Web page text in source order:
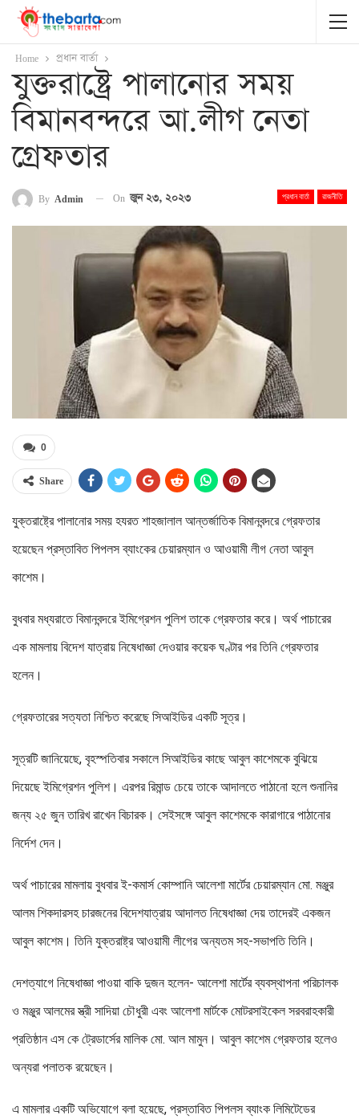
Home প্রধান বার্তা
যুক্তরাষ্ট্রে পালানোর সময়
বিমানবন্দরে আ.লীগ নেতা
গ্রেফতার
প্রধান বার্তা রাজনীতি
By Admin On জুন ২৩, ২০২৩
0
Share
যুক্তরাষ্ট্রে পালানোর সময় হযরত শাহজালাল আন্তর্জাতিক বিমানবন্দরে গ্রেফতার
হয়েছেন প্রস্তাবিত পিপলস ব্যাংকের চেয়ারম্যান ও আওয়ামী লীগ নেতা আবুল
কাশেম।
বুধবার মধ্যরাতে বিমানবন্দরে ইমিগ্রেশন পুলিশ তাকে গ্রেফতার করে। অর্থ পাচারের
এক মামলায় বিদেশ যাত্রায় নিষেধাজ্ঞা দেওয়ার কয়েক ঘণ্টার পর তিনি গ্রেফতার
হলেন।
গ্রেফতারের সত্যতা নিশ্চিত করেছে সিআইডির একটি সূত্র।
সূত্রটি জানিয়েছে, বৃহস্পতিবার সকালে সিআইডির কাছে আবুল কাশেমকে বুঝিয়ে
দিয়েছে ইমিগ্রেশন পুলিশ। এরপর রিমান্ড চেয়ে তাকে আদালতে পাঠানো হলে শুনানির
জন্য ২৫ জুন তারিখ রাখেন বিচারক। সেইসঙ্গে আবুল কাশেমকে কারাগারে পাঠানোর
নির্দেশ দেন।
অর্থ পাচারের মামলায় বুধবার ই-কমার্স কোম্পানি আলেশা মার্টের চেয়ারম্যান মো. মঞ্জুর
আলম শিকদারসহ চারজনের বিদেশযাত্রায় আদালত নিষেধাজ্ঞা দেয় তাদেরই একজন
আবুল কাশেম। তিনি যুক্তরাষ্ট্র আওয়ামী লীগের অন্যতম সহ-সভাপতি তিনি।
দেশত্যাগে নিষেধাজ্ঞা পাওয়া বাকি দুজন হলেন- আলেশা মার্টের ব্যবস্থাপনা পরিচালক
ও মঞ্জুর আলমের স্ত্রী সাদিয়া চৌধুরী এবং আলেশা মার্টকে মোটরসাইকেল সরবরাহকারী
প্রতিষ্ঠান এস কে ট্রেডার্সের মালিক মো. আল মামুন। আবুল কাশেম গ্রেফতার হলেও
অন্যরা পলাতক রয়েছেন।
এ মামলার একটি অভিযোগে বলা হয়েছে, প্রস্তাবিত পিপলস ব্যাংক লিমিটেডের